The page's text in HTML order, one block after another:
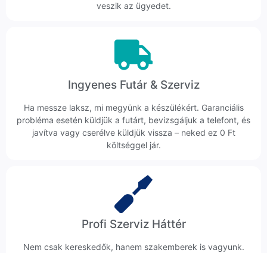
veszik az ügyedet.
Ingyenes Futár & Szerviz
Ha messze laksz, mi megyünk a készülékért. Garanciális
probléma esetén küldjük a futárt, bevizsgáljuk a telefont, és
javítva vagy cserélve küldjük vissza – neked ez 0 Ft
költséggel jár.
Profi Szerviz Háttér
Nem csak kereskedők, hanem szakemberek is vagyunk.